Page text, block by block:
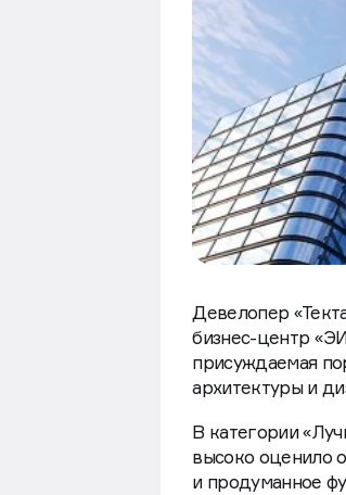
Девелопер
бизнес-центр
присуждаемая
архитектуры и
В категории
высоко оценило
и продуманное